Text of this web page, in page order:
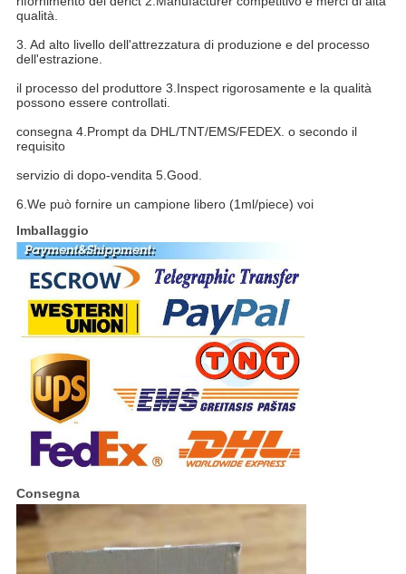
qualità.
3. Ad alto livello dell'attrezzatura di produzione e del processo
dell'estrazione.
il processo del produttore 3.Inspect rigorosamente e la qualità
possono essere controllati.
consegna 4.Prompt da DHL/TNT/EMS/FEDEX. o secondo il
requisito
servizio di dopo-vendita 5.Good.
6.We può fornire un campione libero (1ml/piece) voi
Imballaggio
Consegna